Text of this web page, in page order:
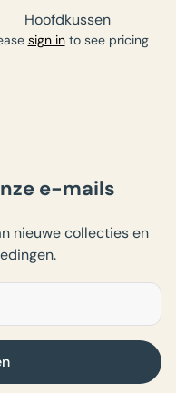
Hoofdkussen
sign into see pricing
e-mails
nieuwe collecties en